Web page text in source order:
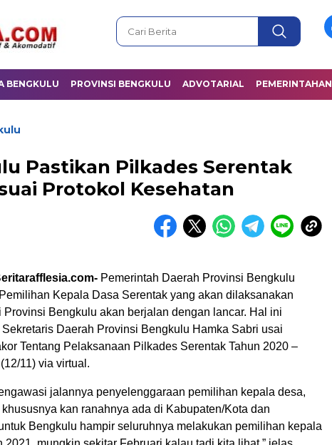
BENGKULU PROVINSI BENGKULU ADVOTARIAL PEMERINTAHAN
Pastikan Pilkades Serentak
Protokol Kesehatan
Pemerintah Daerah Provinsi Bengkulu
Kepala Dasa Serentak yang akan dilaksanakan
Provinsi Bengkulu akan berjalan dengan lancar. Hal ini
Daerah Provinsi Bengkulu Hamka Sabri usai
Tentang Pelaksanaan Pilkades Serentak Tahun 2020 –
11) via virtual.
jalannya penyelenggaraan pemilihan kepala desa,
kan ranahnya ada di Kabupaten/Kota dan
Bengkulu hampir seluruhnya melakukan pemilihan kepala